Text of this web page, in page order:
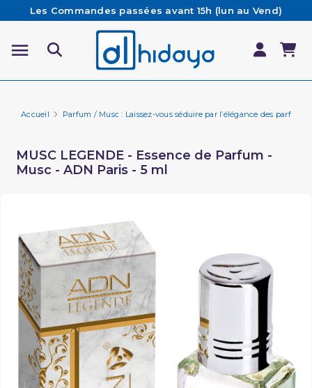
Les Commandes passées avant 15h (lun au Vend)
sont préparées et expédiées le jour même
Besoin d'aide ? Retrouvez notre FAQ
Livraison offerte à partir de 65€ d'achat*
Accueil Parfum / Musc : Laissez-vous séduire par l’élégance des parfums
MUSC LEGENDE - Essence de Parfum -
Musc - ADN Paris - 5 ml